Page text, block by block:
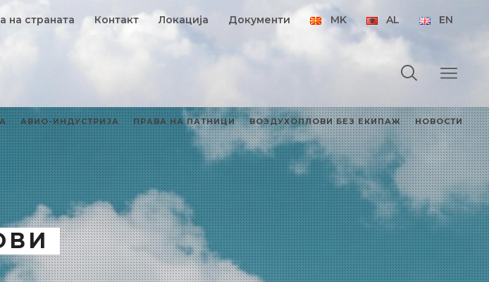
на страната Контакт Локација Документи MK AL EN
АВИО-ИНДУСТРИЈА ПРАВА НА ПАТНИЦИ ВОЗДУХОПЛОВИ БЕЗ ЕКИПАЖ НОВОСТИ